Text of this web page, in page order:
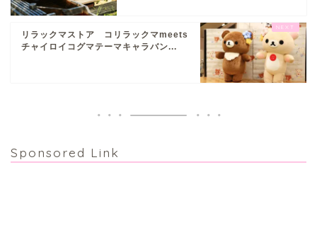
リラックマストア コリラックマmeets
チャイロイコグマテーマキャラバン...
Sponsored Link